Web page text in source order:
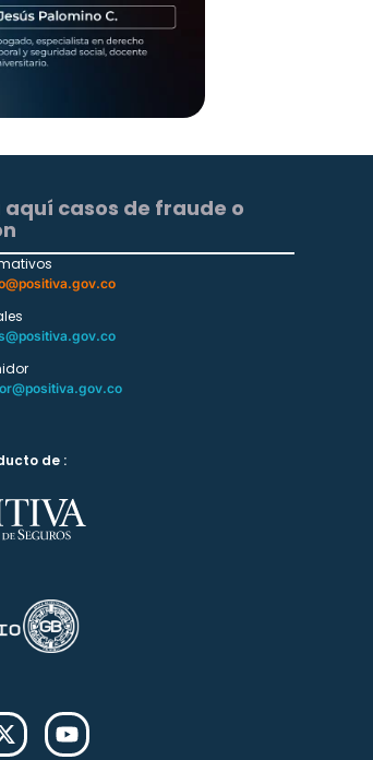
aquí casos de fraude o
de :